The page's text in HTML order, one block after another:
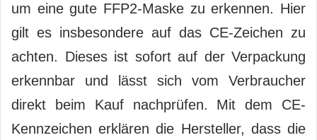
um eine gute FFP2-Maske zu erkennen. Hier
gilt es insbesondere auf das CE-Zeichen zu
achten. Dieses ist sofort auf der Verpackung
erkennbar und lässt sich vom Verbraucher
direkt beim Kauf nachprüfen. Mit dem CE-
Kennzeichen erklären die Hersteller, dass die